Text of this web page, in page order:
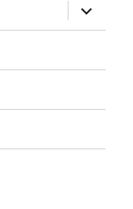
확
장
위
메
장